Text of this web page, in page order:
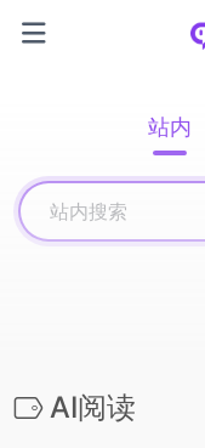
站内
AI阅读